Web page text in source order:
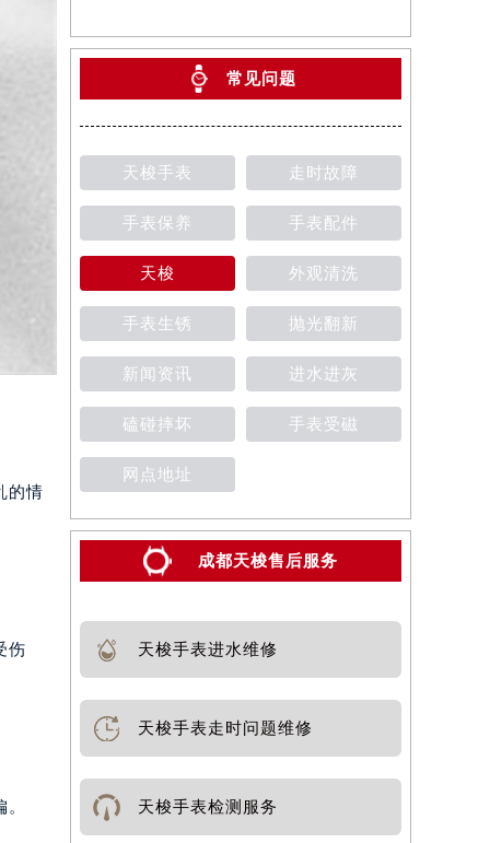
的情
伤
常见问题
天梭手表 走时故障
手表保养 手表配件
天梭 外观清洗
手表生锈 抛光翻新
新闻资讯 进水进灰
磕碰摔坏 手表受磁
网点地址
成都天梭售后服务
天梭手表进水维修
天梭手表走时问题维修
天梭手表检测服务